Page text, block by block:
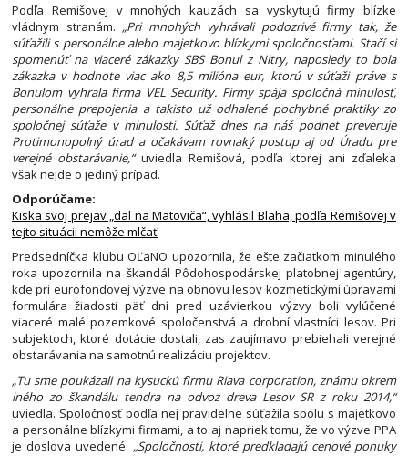
Podľa Remišovej v mnohých kauzách sa vyskytujú firmy blízke
vládnym stranám. „Pri mnohých vyhrávali podozrivé firmy tak, že
súťažili s personálne alebo majetkovo blízkymi spoločnosťami. Stačí si
spomenúť na viaceré zákazky SBS Bonul z Nitry, naposledy to bola
zákazka v hodnote viac ako 8,5 milióna eur, ktorú v súťaži práve s
Bonulom vyhrala firma VEL Security. Firmy spája spoločná minulosť,
personálne prepojenia a takisto už odhalené pochybné praktiky zo
spoločnej súťaže v minulosti. Súťaž dnes na náš podnet preveruje
Protimonopolný úrad a očakávam rovnaký postup aj od Úradu pre
verejné obstarávanie,“uviedla Remišová, podľa ktorej ani zďaleka
však nejde o jediný prípad.
Odporúčame:
Kiska svoj prejav „dal na Matoviča“, vyhlásil Blaha, podľa Remišovej v
tejto situácii nemôže mlčať
Predsedníčka klubu OĽaNO upozornila, že ešte začiatkom minulého
roka upozornila na škandál Pôdohospodárskej platobnej agentúry,
kde pri eurofondovej výzve na obnovu lesov kozmetickými úpravami
formulára žiadosti päť dní pred uzávierkou výzvy boli vylúčené
viaceré malé pozemkové spoločenstvá a drobní vlastníci lesov. Pri
subjektoch, ktoré dotácie dostali, zas zaujímavo prebiehali verejné
obstarávania na samotnú realizáciu projektov.
„Tu sme poukázali na kysuckú firmu Riava corporation, známu okrem
iného zo škandálu tendra na odvoz dreva Lesov SR z roku 2014,“
uviedla. Spoločnosť podľa nej pravidelne súťažila spolu s majetkovo
a personálne blízkymi firmami, a to aj napriek tomu, že vo výzve PPA
je doslova uvedené: „Spoločnosti, ktoré predkladajú cenové ponuky